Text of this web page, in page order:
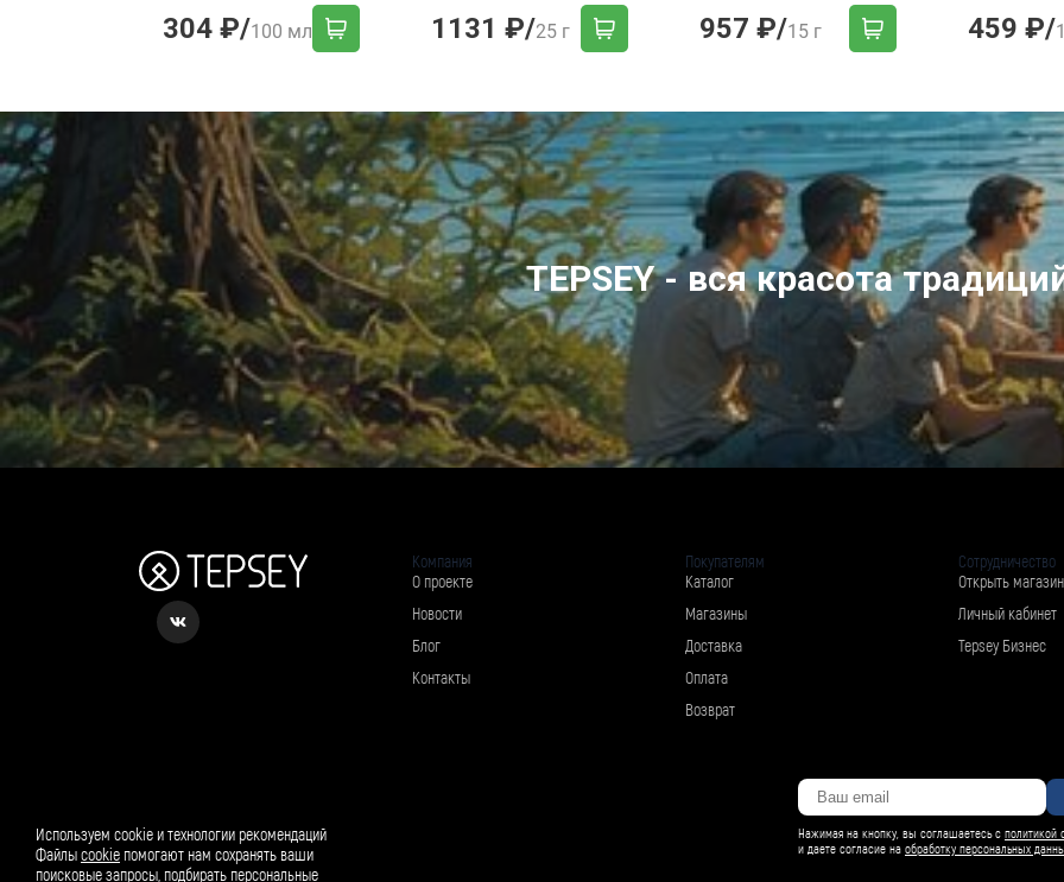
304 ₽/100 мл 1131 ₽/25 г 957 ₽/15 г 459 ₽/
TEPSEY - вся красота
Компания
О проекте
Новости
Блог
Контакты
Покупателям
Каталог
Магазины
Доставка
Оплата
Возврат
Сотрудничество
Открыть магазин
Личный кабинет
Tepsey Бизнес
Рассылка о вкусном и полезном Нажимая на кнопку, вы соглашаетесь с политикой
и даете согласие на обработку персональных
Используем cookie и технологии рекомендаций
Файлыcookie помогают нам сохранять ваши
поисковые запросы, подбирать персональные